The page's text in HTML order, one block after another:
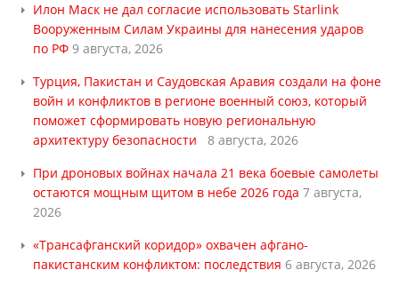
Илон Маск не дал согласие использовать Starlink
Вооруженным Силам Украины для нанесения ударов
по РФ 9 августа, 2026
Турция, Пакистан и Саудовская Аравия создали на фоне
войн и конфликтов в регионе военный союз, который
поможет сформировать новую региональную
архитектуру безопасности
8 августа, 2026
При дроновых войнах начала 21 века боевые самолеты
остаются мощным щитом в небе 2026 года 7 августа,
2026
«Трансафганский коридор» охвачен афгано-
пакистанским конфликтом: последствия 6 августа, 2026